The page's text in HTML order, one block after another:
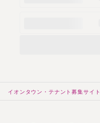
イオンタウン・テナント募集サイト